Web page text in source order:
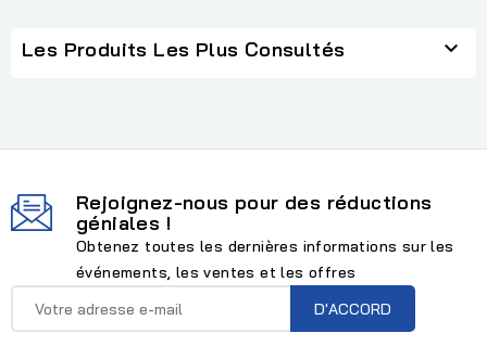
Les Produits Les Plus Consultés 
Rejoignez-nous pour des réductions
géniales !
Obtenez toutes les dernières informations sur les
événements, les ventes et les offres